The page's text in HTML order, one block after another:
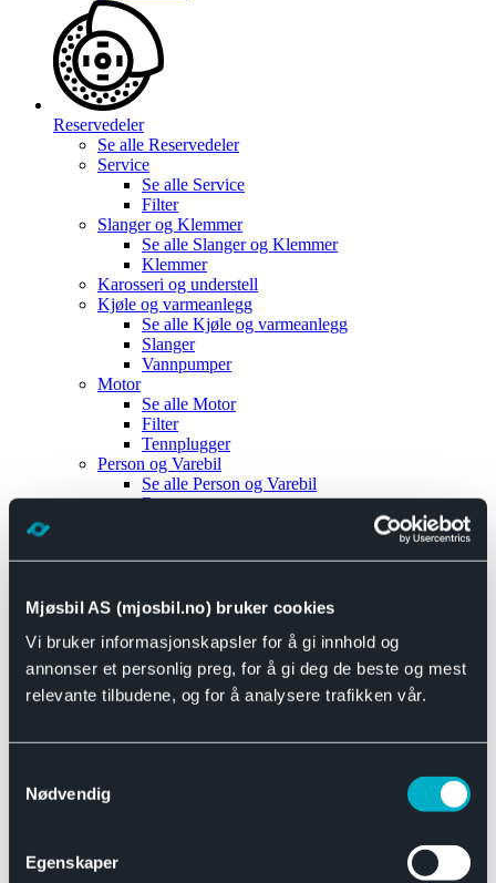
Mjøsbil AS (mjosbil.no) bruker cookies
Vi bruker informasjonskapsler for å gi innhold og
annonser et personlig preg, for å gi deg de beste og mest
relevante tilbudene, og for å analysere trafikken vår.
Nødvendig
Egenskaper
Reservedeler
Se alle Reservedeler
Service
Se alle Service
Filter
Slanger og Klemmer
Se alle Slanger og Klemmer
Klemmer
Karosseri og understell
Kjøle og varmeanlegg
Se alle Kjøle og varmeanlegg
Slanger
Vannpumper
Motor
Se alle Motor
Filter
Tennplugger
Person og Varebil
Se alle Person og Varebil
Brems
Motor og drivverk
Se alle Universal
Bremsedeler
Se alle Bremsedeler
Bremsenippler
Drivline og motor
Se alle Drivline og motor
Eksosanlegg